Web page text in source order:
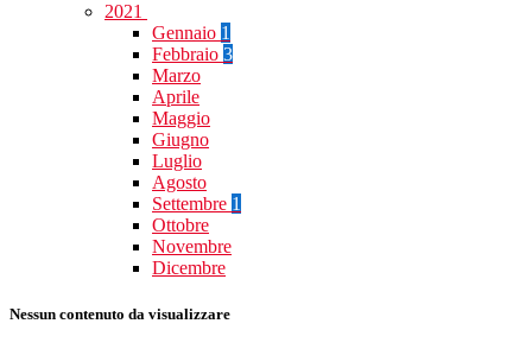
2021
Gennaio 1
Febbraio 3
Marzo
Aprile
Maggio
Giugno
Luglio
Agosto
Settembre 1
Ottobre
Novembre
Dicembre
Nessun contenuto da visualizzare